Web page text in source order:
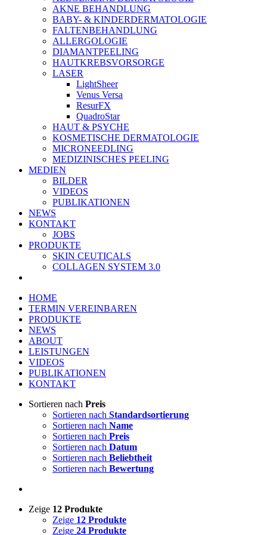
AKNE BEHANDLUNG
BABY- & KINDERDERMATOLOGIE
FALTENBEHANDLUNG
ALLERGOLOGIE
DIAMANTPEELING
HAUTKREBSVORSORGE
LASER
LightSheer
Venus Versa
ResurFX
QuadroStar
HAUT & PSYCHE
KOSMETISCHE DERMATOLOGIE
MICRONEEDLING
MEDIZINISCHES PEELING
MEDIEN
BILDER
VIDEOS
PUBLIKATIONEN
NEWS
KONTAKT
JOBS
PRODUKTE
SKIN CEUTICALS
COLLAGEN SYSTEM 3.0
HOME
TERMIN VEREINBAREN
PRODUKTE
NEWS
ABOUT
LEISTUNGEN
VIDEOS
PUBLIKATIONEN
KONTAKT
Sortieren nach Preis
Sortieren nach Standardsortierung
Sortieren nach Name
Sortieren nach Preis
Sortieren nach Datum
Sortieren nach Beliebtheit
Sortieren nach Bewertung
Zeige 12 Produkte
Zeige 12 Produkte
Zeige 24 Produkte